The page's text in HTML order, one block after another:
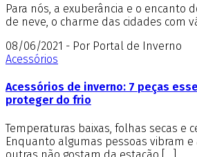
Para nós, a exuberância e o encanto
de neve, o charme das cidades com
08/06/2021 - Por Portal de Inverno
Acessórios
Acessórios de inverno: 7 peças
proteger do frio
Temperaturas baixas, folhas secas e
Enquanto algumas pessoas vibram e
outras não gostam da estação […]